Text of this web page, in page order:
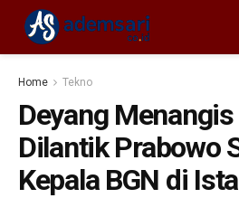
Home Tekno
Deyang
Dilantik Prabowo
Kepala BGN di